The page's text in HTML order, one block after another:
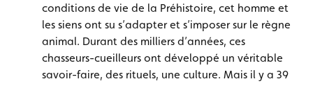
conditions de vie de la Préhistoire, cet homme et
les siens ont su s’adapter et s’imposer sur le règne
animal. Durant des milliers d’années, ces
chasseurs-cueilleurs ont développé un véritable
savoir-faire, des rituels, une culture. Mais il y a 39